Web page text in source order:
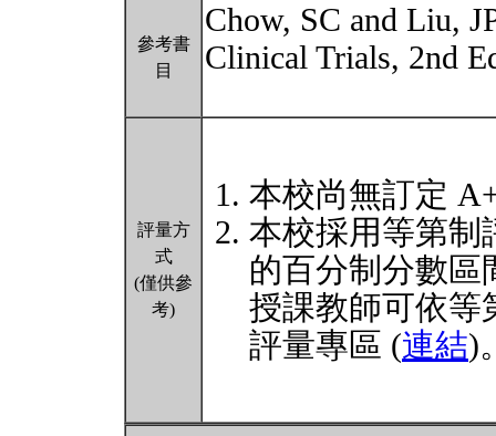
參考書
目
Chow, SC and Liu,
Clinical Trials, 2nd
評量方
式
(僅供參
考)
本校尚無訂定
本校採用等第制
的百分制分數區
授課教師可依等
評量專區 (連結)